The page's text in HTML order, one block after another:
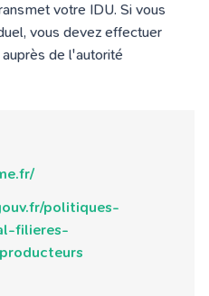
votre IDU. Si vous
vous devez effectuer
de l'autorité
politiques-
filieres-